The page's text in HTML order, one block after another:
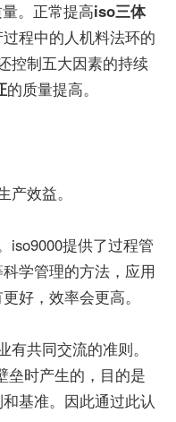
。正常提高iso三体
程中的人机料法环的
控制五大因素的持续
的质量提高。
效益。
iso9000提供了过程管
学管理的方法，应用
好，效率会更高。
共同交流的准则。
垒时产生的，目的是
基准。因此通过此认